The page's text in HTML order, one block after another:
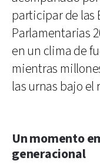
participar de las
Parlamentarias
en un clima de
mientras
las urnas bajo
Un momento
generacional